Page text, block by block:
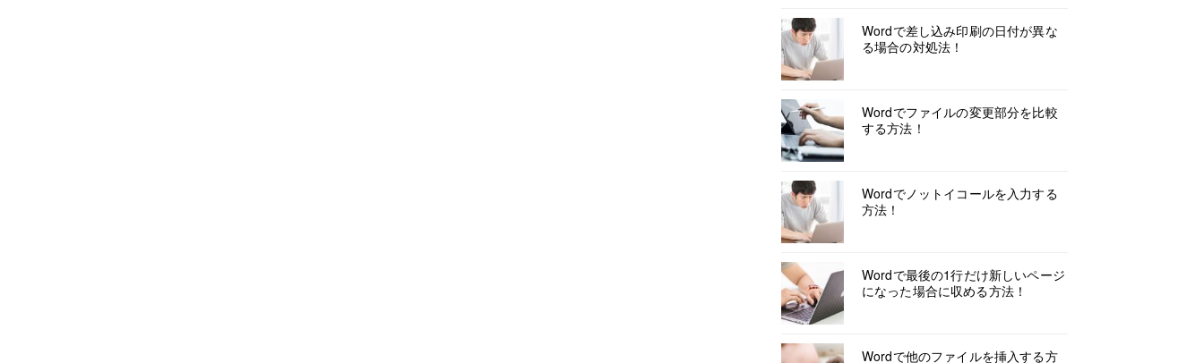
Wordで差し込み印刷の日付が異な
る場合の対処法！
Wordでファイルの変更部分を比較
する方法！
Wordでノットイコールを入力する
方法！
Wordで最後の1行だけ新しいページ
になった場合に収める方法！
Wordで他のファイルを挿入する方